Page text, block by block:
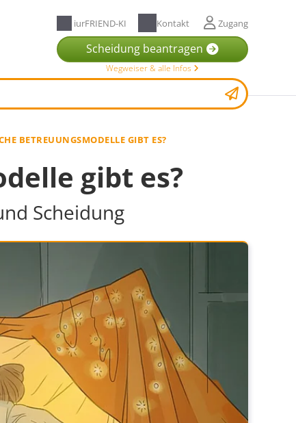
iurFRIEND-KI Kontakt Zugang
Scheidung beantragen
Wegweiser & alle Infos
BETREUUNGSMODELLE GIBT ES?
gibt es?
Scheidung